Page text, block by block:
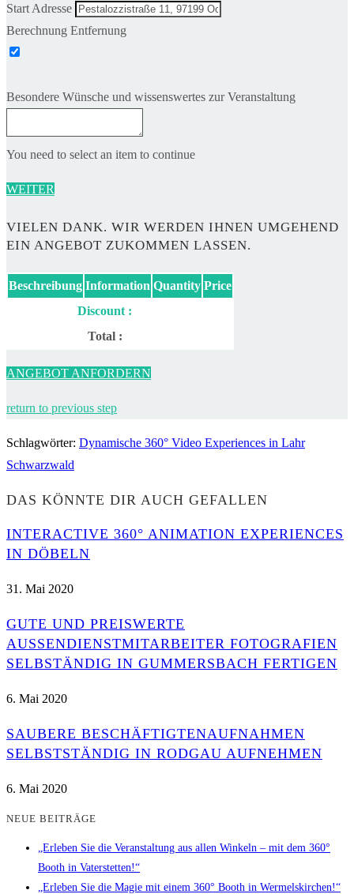
Start Adresse
Berechnung Entfernung
Besondere Wünsche und wissenswertes zur Veranstaltung
You need to select an item to continue
WEITER
VIELEN DANK. WIR WERDEN IHNEN UMGEHEND
EIN ANGEBOT ZUKOMMEN LASSEN.
Beschreibung Information Quantity Price
Discount :
Total :
ANGEBOT ANFORDERN
return to previous step
Schlagwörter: Dynamische 360° Video Experiences in Lahr
Schwarzwald
DAS KÖNNTE DIR AUCH GEFALLEN
INTERACTIVE 360° ANIMATION EXPERIENCES
IN DÖBELN
31. Mai 2020
GUTE UND PREISWERTE
AUSSENDIENSTMITARBEITER FOTOGRAFIEN S
ELBSTÄNDIG IN GUMMERSBACH FERTIGEN
6. Mai 2020
SAUBERE BESCHÄFTIGTENAUFNAHMEN
SELBSTSTÄNDIG IN RODGAU AUFNEHMEN
6. Mai 2020
NEUE BEITRÄGE
„Erleben Sie die Veranstaltung aus allen Winkeln – mit dem 360°
Booth in Vaterstetten!“
„Erleben Sie die Magie mit einem 360° Booth in Wermelskirchen!“